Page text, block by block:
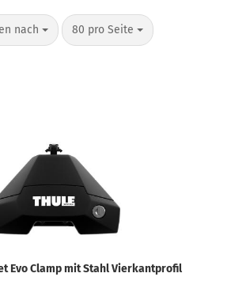
nach 80 pro Seite
Evo Clamp mit Stahl Vierkantprofil